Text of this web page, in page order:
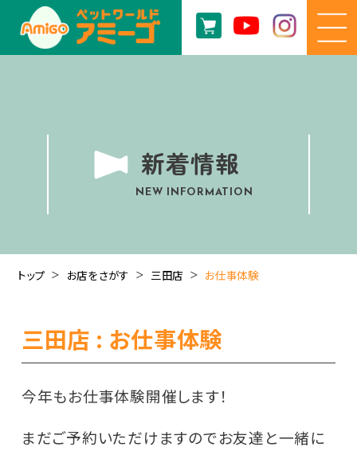
新着情報
NEW INFORMATION
トップ お店をさがす 三田店 お仕事体験
三田店 : お仕事体験
今年もお仕事体験開催します！
まだご予約いただけますのでお友達と一緒に